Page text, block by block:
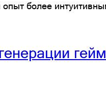
опыт более